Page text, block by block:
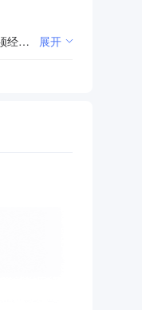
建筑工程施工（具体经营项目以建设部门核发的资质证书为准）；建筑材料的生产、销售；装饰材料的销售；建筑工程设备租赁；房屋租赁。（依法须经批准的项目，经相关部门批准后方可开展经营活动） 展开